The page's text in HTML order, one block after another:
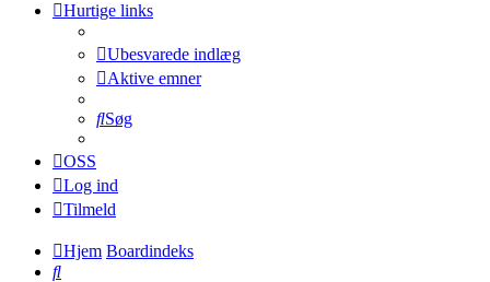
Hurtige links
Ubesvarede indlæg
Aktive emner
Søg
OSS
Log ind
Tilmeld
Hjem Boardindeks
Søg